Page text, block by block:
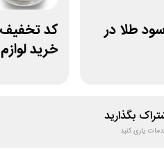
از سود طلا در
خرید
بگذارید
یاری کنید